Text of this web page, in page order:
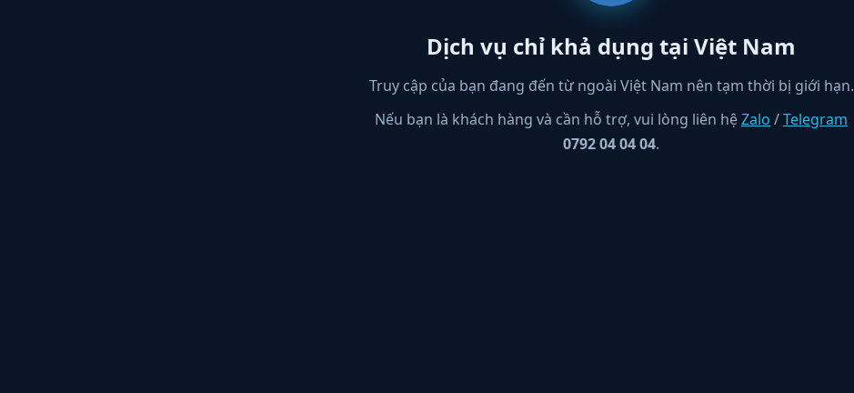
Dịch vụ chỉ khả dụng tại Việt Nam
Truy cập của bạn đang đến từ ngoài Việt Nam nên tạm thời bị giới hạn.
Nếu bạn là khách hàng và cần hỗ trợ, vui lòng liên hệZalo /Telegram
0792 04 04 04.